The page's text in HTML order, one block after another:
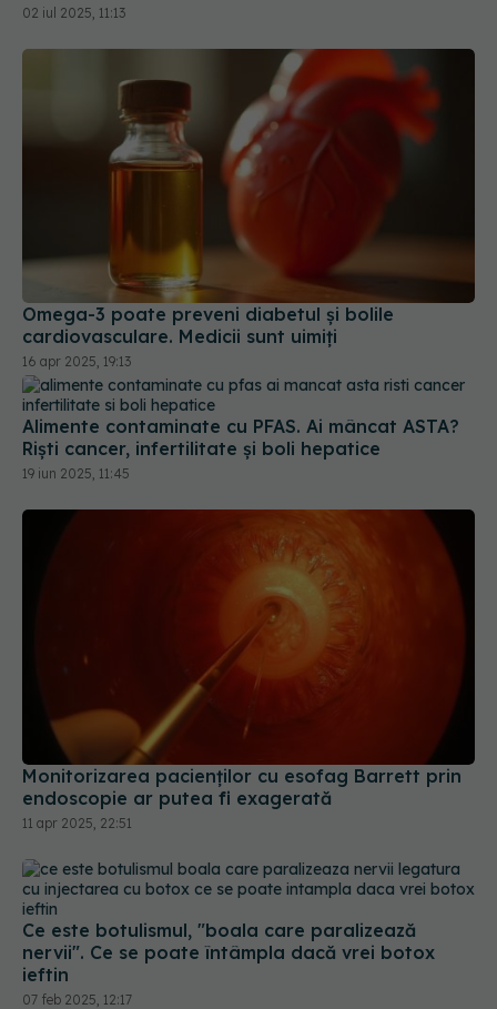
02 iul 2025, 11:13
Omega-3 poate preveni diabetul și bolile
cardiovasculare. Medicii sunt uimiți
16 apr 2025, 19:13
Alimente contaminate cu PFAS. Ai mâncat ASTA?
Riști cancer, infertilitate și boli hepatice
19 iun 2025, 11:45
Monitorizarea pacienților cu esofag Barrett prin
endoscopie ar putea fi exagerată
11 apr 2025, 22:51
Ce este botulismul, "boala care paralizează
nervii". Ce se poate întâmpla dacă vrei botox
ieftin
07 feb 2025, 12:17